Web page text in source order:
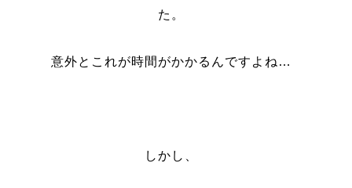
た。
意外とこれが時間がかかるんですよね…
しかし、